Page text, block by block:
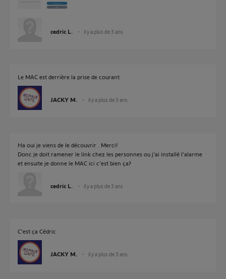
cedric L. il y a plus de 3 ans
Le MAC est derrière la prise de courant
JACKY M. il y a plus de 3 ans
Ha oui je viens de le découvrir . Merci!
Donc je doit ramener le link chez les personnes ou j'ai installé l'alarme
et ensuite je donne le MAC ici c'est bien ça?
cedric L. il y a plus de 3 ans
C'est ça Cédric
JACKY M. il y a plus de 3 ans